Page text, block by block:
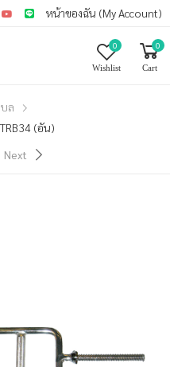
หน้าของฉัน (My Account)
0
Wishlist
0
Cart
ล
(อัน)
Next